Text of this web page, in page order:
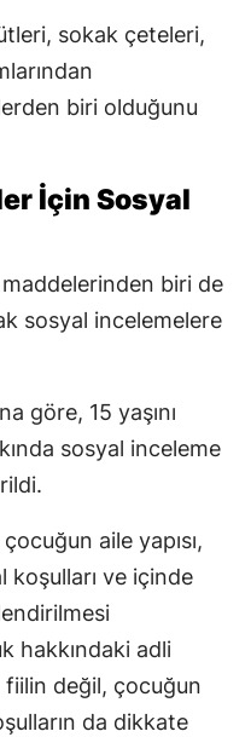
sokak çeteleri,
biri olduğunu
İçin Sosyal
biri de
sosyal incelemelere
göre, 15 yaşını
sosyal inceleme
aile yapısı,
koşulları ve içinde
hakkındaki adli
fiilin değil, çocuğun
da dikkate